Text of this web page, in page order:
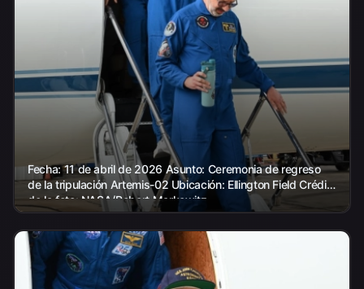
Fecha: 11 de abril de 2026 Asunto: Ceremonia de regreso
de la tripulación Artemis-02 Ubicación: Ellington Field Crédito
de la foto: NASA/Robert Markowitz